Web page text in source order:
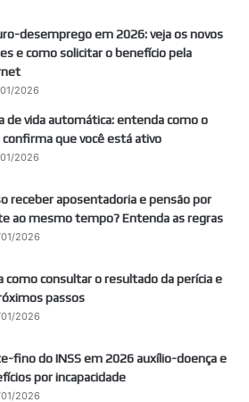
desemprego em 2026: veja os novos
e como solicitar o benefício pela
2026
de vida automática: entenda como o
confirma que você está ativo
2026
receber aposentadoria e pensão por
ao mesmo tempo? Entenda as regras
2026
como consultar o resultado da perícia e
passos
2026
fino do INSS em 2026 auxílio-doença e
por incapacidade
2026